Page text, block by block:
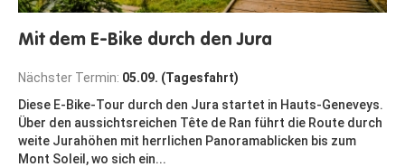
Mit dem E-Bike durch den Jura
Nächster Termin: 05.09. (Tagesfahrt)
Diese E-Bike-Tour durch den Jura startet in Hauts-Geneveys.
Über den aussichtsreichen Tête de Ran führt die Route durch
weite Jurahöhen mit herrlichen Panoramablicken bis zum
Mont Soleil, wo sich ein...